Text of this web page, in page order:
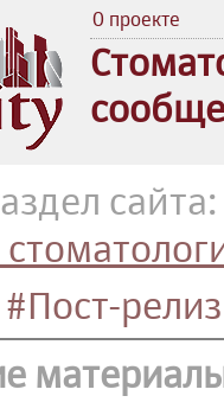
О проекте
сайта:
#Пост-